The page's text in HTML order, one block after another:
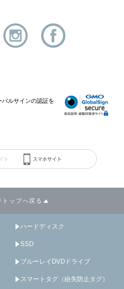
ルサインの認証を
トップへ戻る
ハードディスク
SSD
ブルーレイDVDドライブ
スマートタグ（紛失防止タグ）